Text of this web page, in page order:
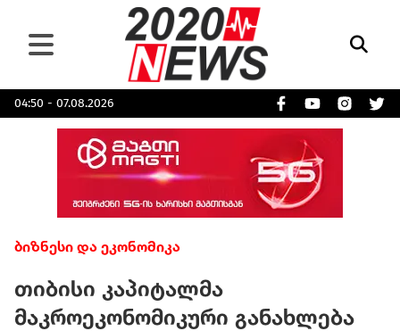
04:50 - 07.08.2026
ბიზნესი და ეკონომიკა
თიბისი კაპიტალმა
მაკროეკონომიკური განახლება